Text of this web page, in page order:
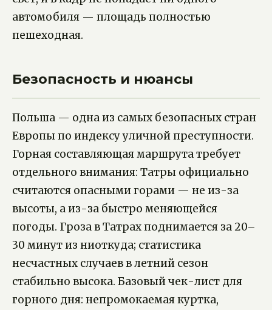
автомобиля — площадь полностью
пешеходная.
Безопасность и нюансы
Польша — одна из самых безопасных стран
Европы по индексу уличной преступности.
Горная составляющая маршрута требует
отдельного внимания: Татры официально
считаются опасными горами — не из-за
высоты, а из-за быстро меняющейся
погоды. Гроза в Татрах поднимается за 20–
30 минут из ниоткуда; статистика
несчастных случаев в летний сезон
стабильно высока. Базовый чек-лист для
горного дня: непромокаемая куртка,